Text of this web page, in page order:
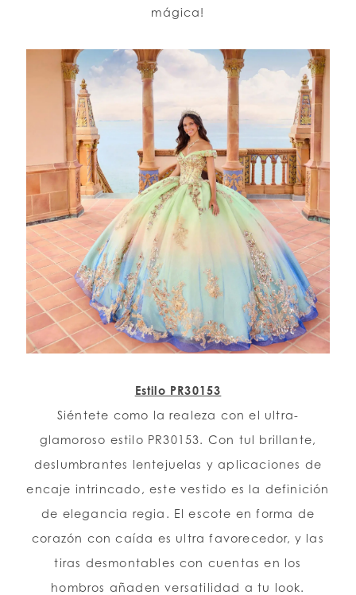
mágica!
Estilo PR30153
Siéntete como la realeza con el ultra-
glamoroso estilo PR30153. Con tul brillante,
deslumbrantes lentejuelas y aplicaciones de
encaje intrincado, este vestido es la definición
de elegancia regia. El escote en forma de
corazón con caída es ultra favorecedor, y las
tiras desmontables con cuentas en los
hombros añaden versatilidad a tu look.